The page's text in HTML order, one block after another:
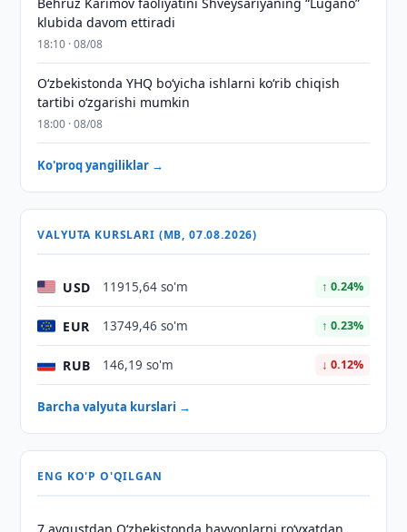
klubida davom ettiradi
18:10 · 08/08
O‘zbekistonda YHQ bo‘yicha ishlarni ko‘rib chiqish
tartibi o‘zgarishi mumkin
18:00 · 08/08
Ko'proq yangiliklar →
VALYUTA KURSLARI (MB, 07.08.2026)
USD 11915,64 so'm ↑ 0.24%
EUR 13749,46 so'm ↑ 0.23%
RUB 146,19 so'm ↓ 0.12%
Barcha valyuta kurslari →
ENG KO'P O'QILGAN